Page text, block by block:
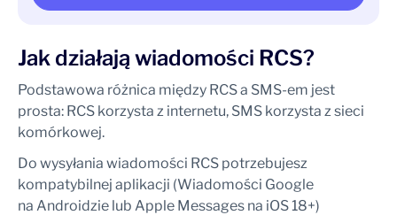
Jak działają wiadomości RCS?
Podstawowa różnica między RCS a SMS-em jest
prosta: RCS korzysta z internetu, SMS korzysta z sieci
komórkowej.
Do wysyłania wiadomości RCS potrzebujesz
kompatybilnej aplikacji (Wiadomości Google
na Androidzie lub Apple Messages na iOS 18+)